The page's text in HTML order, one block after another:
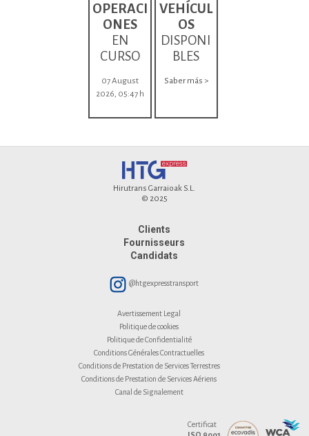
OPERACI
ONES
EN
CURSO
07 August
2026, 05:47 h
VEHÍCUL
OS
DISPONI
BLES
Saber más >
Hirutrans Garraioak S.L.
© 2025
Clients
Fournisseurs
Candidats
@htgexpresstransport
Avertissement Legal
Politique de cookies
Politique de Confidentialité
Conditions Générales Contractuelles
Conditions de Prestation de Services Terrestres
Conditions de Prestation de Services Aériens
Canal de Signalement
Certificat
ISO 9001